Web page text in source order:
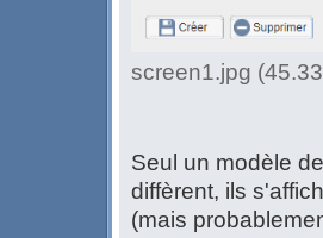
screen1.jpg
Seul un modèle
diffèrent, ils
(mais